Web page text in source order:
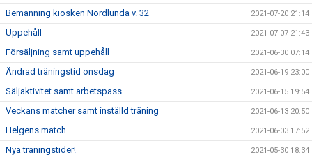
Bemanning kiosken Nordlunda v. 32 2021-07-20 21:14
Uppehåll 2021-07-07 21:43
Försäljning samt uppehåll 2021-06-30 07:14
Ändrad träningstid onsdag 2021-06-19 23:00
Säljaktivitet samt arbetspass 2021-06-15 19:54
Veckans matcher samt inställd träning 2021-06-13 20:50
Helgens match 2021-06-03 17:52
Nya träningstider! 2021-05-30 18:34